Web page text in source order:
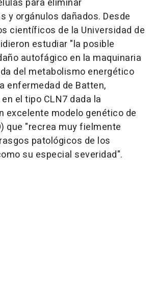
para eliminar
y orgánulos dañados. Desde
científicos de la Universidad de
estudiar "la posible
autofágico en la maquinaria
del metabolismo energético
enfermedad de Batten,
el tipo CLN7 dada la
excelente modelo genético de
que "recrea muy fielmente
patológicos de los
su especial severidad".